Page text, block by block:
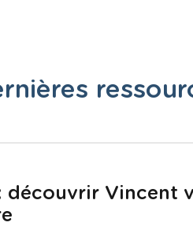
découvrir Vincent